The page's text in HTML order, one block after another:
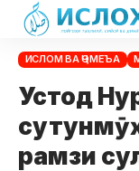
ИСЛОМ ВА ҶОМЕЪА
Устод
рамзи